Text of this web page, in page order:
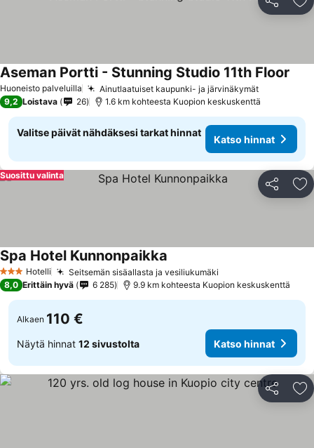
Jaa
Huoneisto palveluilla Ainutlaatuiset kaupunki- ja järvinäkymätKatso
Aseman Portti - Stunning Studio 11th Floor
9,2 Loistava 26 1.6 km kohteesta Kuopion keskuskenttä
Valitse päivät nähdäksesi tarkat hinnat
Katso hinnat
Jaa
Suosittu valinta
3 Tähtiluokitus
Hotelli Seitsemän sisäallasta ja vesiliukumäki
Spa Hotel Kunnonpaikka
8,0 Erittäin hyvä 6 285 9.9 km kohteesta Kuopion keskuskenttä
Alkaen 110 €
Näytä hinnat 12 sivustolta Katso hinnat
Jaa